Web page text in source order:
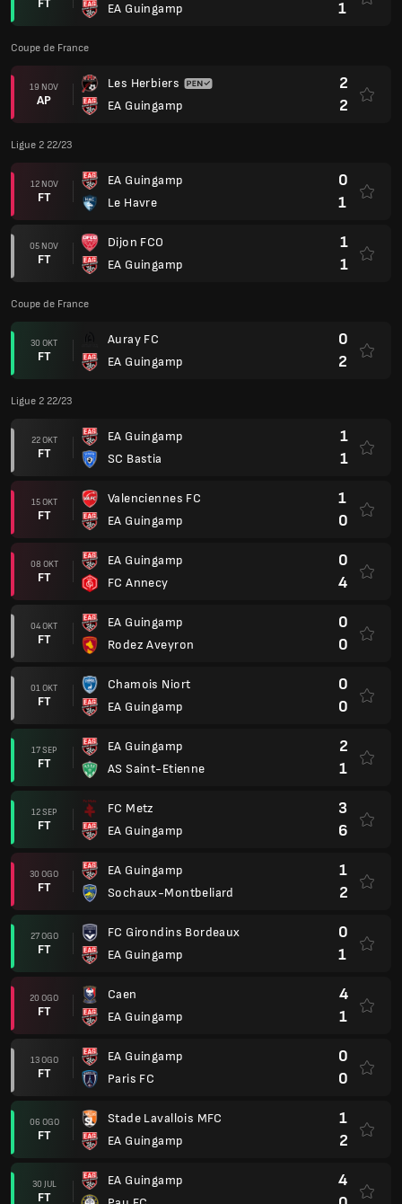
EA Guingamp 1
Coupe de France
19 NOV
AP
Les Herbiers
EA Guingamp
2
2
Ligue 2 22/23
12 NOV
FT
EA Guingamp
Le Havre
0
1
05 NOV
FT
Dijon FCO
EA Guingamp
1
1
Coupe de France
30 OKT
FT
Auray FC
EA Guingamp
0
2
Ligue 2 22/23
22 OKT
FT
EA Guingamp
SC Bastia
1
1
15 OKT
FT
Valenciennes FC
EA Guingamp
1
0
08 OKT
FT
EA Guingamp
FC Annecy
0
4
04 OKT
FT
EA Guingamp
Rodez Aveyron
0
0
01 OKT
FT
Chamois Niort
EA Guingamp
0
0
17 SEP
FT
EA Guingamp
AS Saint-Etienne
2
1
12 SEP
FT
FC Metz
EA Guingamp
3
6
30 OGO
FT
EA Guingamp
Sochaux-Montbeliard
1
2
27 OGO
FT
FC Girondins Bordeaux
EA Guingamp
0
1
20 OGO
FT
Caen
EA Guingamp
4
1
13 OGO
FT
EA Guingamp
Paris FC
0
0
06 OGO
FT
Stade Lavallois MFC
EA Guingamp
1
2
30 JUL
FT
EA Guingamp
4